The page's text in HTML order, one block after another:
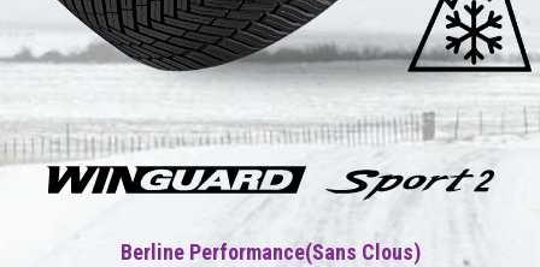
Berline Performance(Sans Clous)